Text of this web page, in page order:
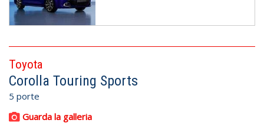
Toyota
Corolla Touring Sports
5 porte
Guarda la galleria